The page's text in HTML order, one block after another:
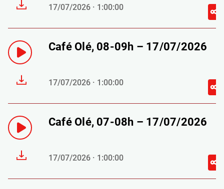
17/07/2026 · 1:00:00
Café Olé, 08-09h – 17/07/2026
17/07/2026 · 1:00:00
Café Olé, 07-08h – 17/07/2026
17/07/2026 · 1:00:00